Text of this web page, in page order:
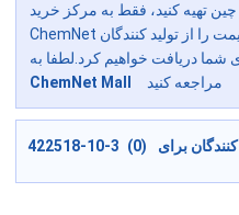
تهیه کنید، فقط به مرکز خرید
ChemNet بروید، ما آخرین و رقابتی ترین قیمت را از تولید کنندگان
شما دریافت خواهیم کرد.لطفا به
ChemNet Mall
مراجعه کنید